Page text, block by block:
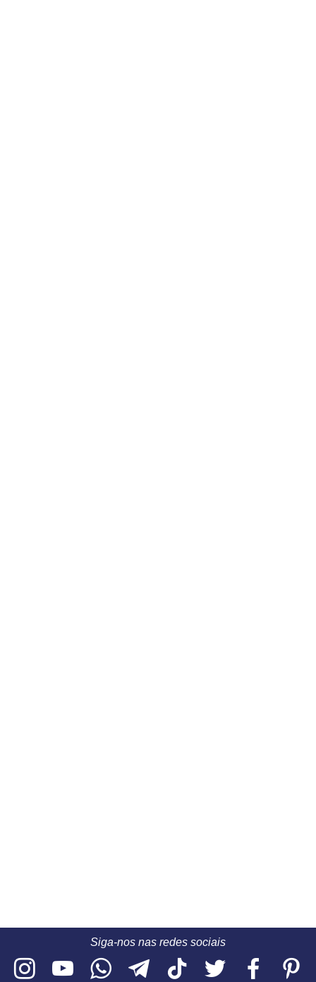
Siga-nos nas redes sociais